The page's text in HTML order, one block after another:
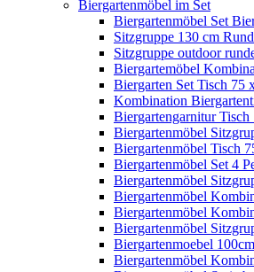
Biergartenmöbel im Set
Biergartenmöbel Set
Sitzgruppe 130 cm
Sitzgruppe outdoor
Biergartemöbel
Biergarten Set Tisch 75
Kombination
Biergartengarnitur
Biergartenmöbel
Biergartenmöbel Tisch
Biergartenmöbel Set 4
Biergartenmöbel
Biergartenmöbel
Biergartenmöbel
Biergartenmöbel
Biergartenmoebel
Biergartenmöbel